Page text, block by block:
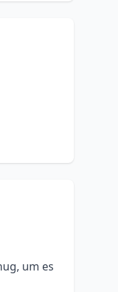
um es